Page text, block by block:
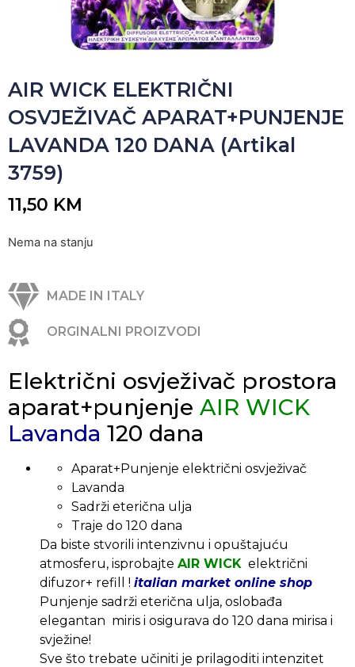
AIR WICK ELEKTRIČNI
OSVJEŽIVAČ APARAT+PUNJENJE
LAVANDA 120 DANA (Artikal
3759)
11,50 KM
Nema na stanju
MADE IN ITALY
ORGINALNI PROIZVODI
Električni osvježivač prostora
aparat+punjenje AIR WICK
Lavanda 120 dana
Aparat+Punjenje električni osvježivač
Lavanda
Sadrži eterična ulja
Traje do 120 dana
Da biste stvorili intenzivnu i opuštajuću
atmosferu, isprobajte AIR WICK električni
difuzor+ refill ! italian market online shop
Punjenje sadrži eterična ulja, oslobađa
elegantan miris i osigurava do 120 dana mirisa i
svježine!
Sve što trebate učiniti je prilagoditi intenzitet